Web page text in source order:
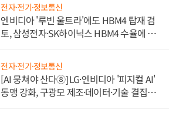
전자·전기·정보통신
엔비디아 '루빈 울트라'에도 HBM4 탑재 검
토, 삼성전자·SK하이닉스 HBM4 수율에 주
전자·전기·정보통신
[AI 뭉쳐야 산다⑧] LG·엔비디아 '피지컬 AI'
동맹 강화, 구광모 제조·데이터·기술 결집